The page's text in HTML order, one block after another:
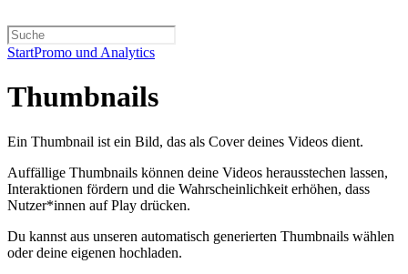
StartPromo und Analytics
Thumbnails
Ein Thumbnail ist ein Bild, das als Cover deines Videos dient.
Auffällige Thumbnails können deine Videos herausstechen lassen,
Interaktionen fördern und die Wahrscheinlichkeit erhöhen, dass
Nutzer*innen auf Play drücken.
Du kannst aus unseren automatisch generierten Thumbnails wählen
oder deine eigenen hochladen.